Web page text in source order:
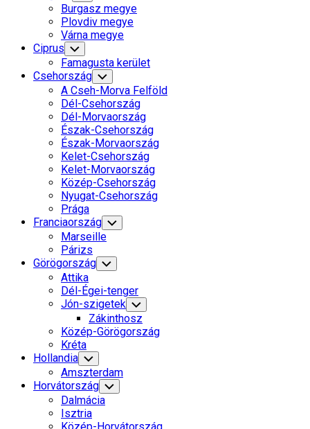
Child
Menu
Burgasz megye
Plovdiv megye
Várna megye
Ciprus Toggle
Child
Menu
Famagusta kerület
Csehország Toggle
Child
Menu
A Cseh-Morva Felföld
Dél-Csehország
Dél-Morvaország
Észak-Csehország
Észak-Morvaország
Kelet-Csehország
Kelet-Morvaország
Közép-Csehország
Nyugat-Csehország
Prága
Franciaország Toggle
Child
Marseille
Párizs
Görögország Toggle
Child
Menu
Attika
Dél-Égei-tenger
Jón-szigetek Toggle
Child
Menu
Zákinthosz
Közép-Görögország
Kréta
Hollandia Toggle
Child
Menu
Amszterdam
Horvátország Toggle
Child
Menu
Dalmácia
Isztria